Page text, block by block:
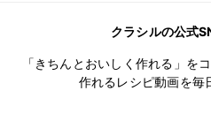
クラシルの公式
「きちんとおいしく作れる」を
作れるレシピ動画を毎